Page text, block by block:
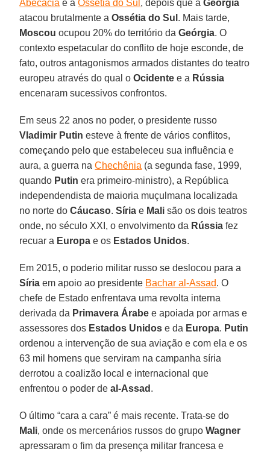
Abecácia e aOssétia do Sul , depois que aGeórgia
atacou brutalmente aOssétia do Sul . Mais tarde,
Moscou ocupou 20% do território daGeórgia. O
contexto espetacular do conflito de hoje esconde, de
fato, outros antagonismos armados distantes do teatro
europeu através do qual oOcidente e a Rússia
encenaram sucessivos confrontos.
Em seus 22 anos no poder, o presidente russo
Vladimir Putin esteve à frente de vários conflitos,
começando pelo que estabeleceu sua influência e
aura, a guerra naChechênia (a segunda fase, 1999,
quando Putin era primeiro-ministro), a República
independendista de maioria muçulmana localizada
no norte doCáucaso.Síria e Mali são os dois teatros
onde, no século XXI, o envolvimento da Rússia fez
recuar a Europa e os Estados Unidos.
Em 2015, o poderio militar russo se deslocou para a
Síria em apoio ao presidente Bachar al-Assad. O
chefe de Estado enfrentava uma revolta interna
derivada da Primavera Árabe e apoiada por armas e
assessores dos Estados Unidos e da Europa. Putin
ordenou a intervenção de sua aviação e com ela e os
63 mil homens que serviram na campanha síria
derrotou a coalizão local e internacional que
enfrentou o poder deal-Assad .
O último “cara a cara” é mais recente. Trata-se do
Mali, onde os mercenários russos do grupoWagner
apressaram o fim da presença militar francesa e